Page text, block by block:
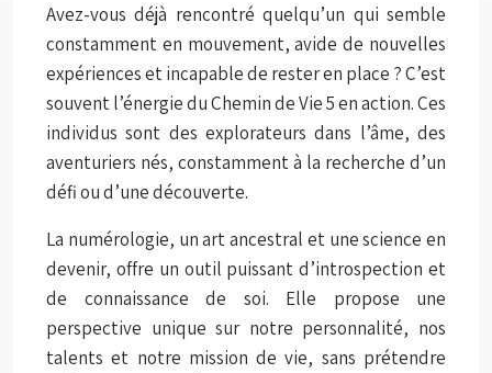
Avez-vous déjà rencontré quelqu’un qui semble
constamment en mouvement, avide de nouvelles
expériences et incapable de rester en place ? C’est
souvent l’énergie du Chemin de Vie 5 en action. Ces
individus sont des explorateurs dans l’âme, des
aventuriers nés, constamment à la recherche d’un
défi ou d’une découverte.
La numérologie, un art ancestral et une science en
devenir, offre un outil puissant d’introspection et
de connaissance de soi. Elle propose une
perspective unique sur notre personnalité, nos
talents et notre mission de vie, sans prétendre